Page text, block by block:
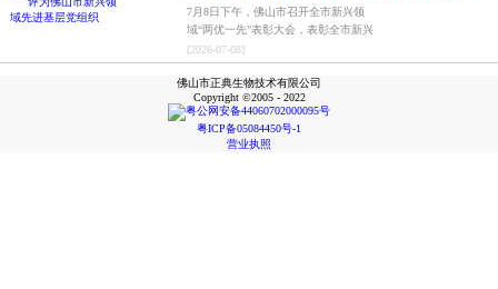
7月8日下午，佛山市召开全市新兴领
域“两优一先”表彰大会，表彰全市新兴
领域优秀共产党员、优秀党务工作者和
先进基层党组织，中共佛山市正典生物
技术有限公司支部委员会被评为佛山市
新兴领域先进基层党组织。
[2026-07-08]
佛山市正典生物技术有限公司
Copyright ©2005 - 2022
粤公网安备44060702000095号
粤ICP备05084450号-1
营业执照